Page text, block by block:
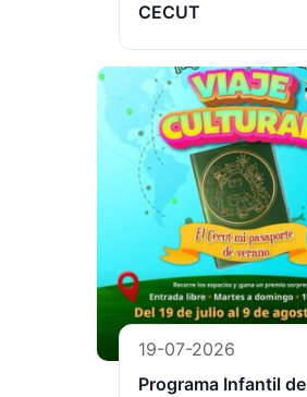
CECUT
19-07-2026
Programa Infantil de